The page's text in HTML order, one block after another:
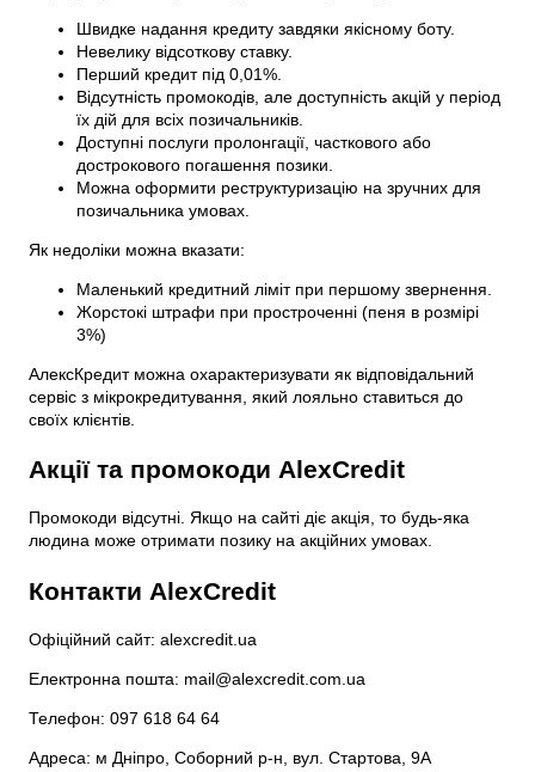
Швидке надання кредиту завдяки якісному боту.
Невелику відсоткову ставку.
Перший кредит під 0,01%.
Відсутність промокодів, але доступність акцій у період
їх дій для всіх позичальників.
Доступні послуги пролонгації, часткового або
дострокового погашення позики.
Можна оформити реструктуризацію на зручних для
позичальника умовах.
Як недоліки можна вказати:
Маленький кредитний ліміт при першому звернення.
Жорстокі штрафи при простроченні (пеня в розмірі
3%)
АлексКредит можна охарактеризувати як відповідальний
сервіс з мікрокредитування, який лояльно ставиться до
своїх клієнтів.
Акції та промокоди AlexCredit
Промокоди відсутні. Якщо на сайті діє акція, то будь-яка
людина може отримати позику на акційних умовах.
Контакти AlexCredit
Офіційний сайт: alexcredit.ua
Електронна пошта: mail@alexcredit.com.ua
Телефон: 097 618 64 64
Адреса: м Дніпро, Соборний р-н, вул. Стартова, 9А